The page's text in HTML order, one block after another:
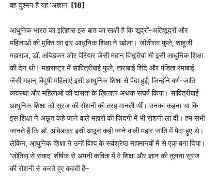
वह दुश्मन है यह ‘अज्ञान’ [18]
आधुनिक भारत का इतिहास इस बात का साक्षी है कि शूद्रों-अतिशूद्रों और
महिलाओं की मुक्ति का द्वार आधुनिक शिक्षा ने खोला। जोतीराव फुले, शाहूजी
महाराज, डॉ. आंबेडकर और पेरियार जैसी महान् विभूतियां भी इसी आधुनिक शिक्षा
की देन थीं। महाराष्ट्र में सावित्रीबाई फुले, ताराबाई शिंदे और पंडिता रमाबाई
जैसी महान् विदुषी महिलाएं इसी आधुनिक शिक्षा से पैदा हुईं; जिन्होंने वर्ण-जाति
व्यवस्था और महिलाओं की दासता के ख़िलाफ़ अथक संघर्ष किया। सावित्रीबाई
आधुनिक शिक्षा को सूरज की रोशनी की तरह मानती थीं। उनका कहना था कि
इस शिक्षा ने अछूत कहे जाने वाले महारों की ज़िंदगी में भी रोशनी ला दी। हम सभी
जानते हैं कि डॉ. आंबेडकर इसी अछूत कही जाने वाली महार जाति में पैदा हुए थे।
लेकिन, आधुनिक शिक्षा ने उन्हें विश्व के सर्वश्रेष्ठ महामानवों में से एक बना दिया।
‘जोतिबा से संवाद’ शीर्षक से अपनी कविता में वे शिक्षा और ज्ञान की तुलना सूरज
की रोशनी से करते हुए कहती हैं–